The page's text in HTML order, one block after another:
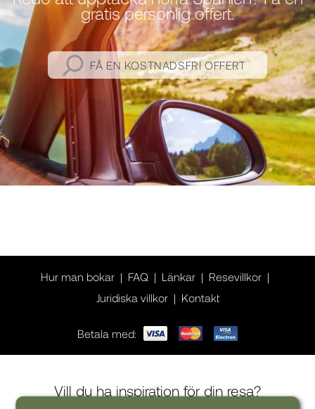
gratis personlig offert.
FÅ EN KOSTNADSFRI OFFERT
Hur man bokar FAQ Länkar
Resevillkor
Juridiska villkor
Kontakt
Betala med:
Vill du ha inspiration för din resa?